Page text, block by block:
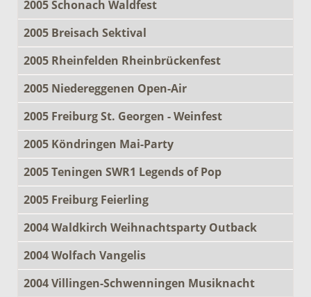
2005 Schonach Waldfest
2005 Breisach Sektival
2005 Rheinfelden Rheinbrückenfest
2005 Niedereggenen Open-Air
2005 Freiburg St. Georgen - Weinfest
2005 Köndringen Mai-Party
2005 Teningen SWR1 Legends of Pop
2005 Freiburg Feierling
2004 Waldkirch Weihnachtsparty Outback
2004 Wolfach Vangelis
2004 Villingen-Schwenningen Musiknacht